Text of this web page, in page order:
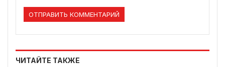
ЧИТАЙТЕ ТАКЖЕ